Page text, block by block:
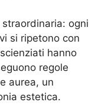
straordinaria: ogni
si ripetono con
hanno
regole
aurea, un
estetica.